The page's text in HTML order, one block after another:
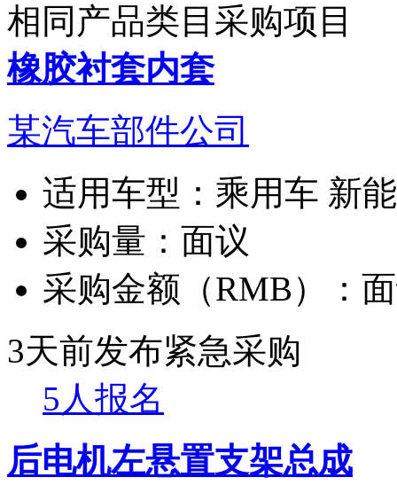
相同产品类目采购项目
橡胶衬套内套
某汽车部件公司
适用车型： 乘用车 新
采购量： 面议
采购金额（RMB）：
3天前发布紧急采购
5人报名
后电机左悬置支架总成